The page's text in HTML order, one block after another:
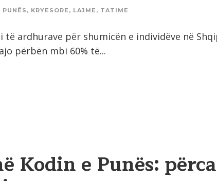
, KRYESORE , LAJME , TATIME
ardhurave për shumicën e individëve në
përbën mbi 60% të...
Kodin e Punës: